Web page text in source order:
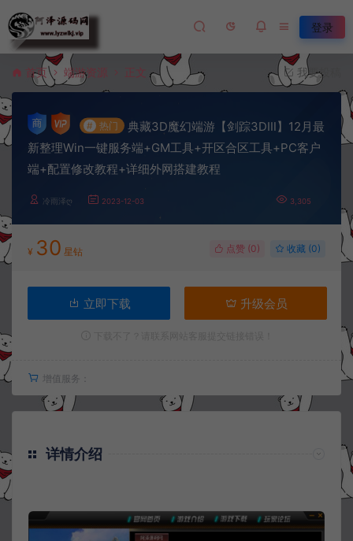
登录
首页 端游资源 正文 我要投稿
# 热门
典藏3D魔幻端游【剑踪3DⅢ】12月最
新整理Win一键服务端+GM工具+开区合区工具+PC客户
端+配置修改教程+详细外网搭建教程
冷雨泽ღ 2023-12-03 3,305
¥ 30 星钻 点赞 (0) 收藏 (0)
立即下载 升级会员
增值服务：
详情介绍